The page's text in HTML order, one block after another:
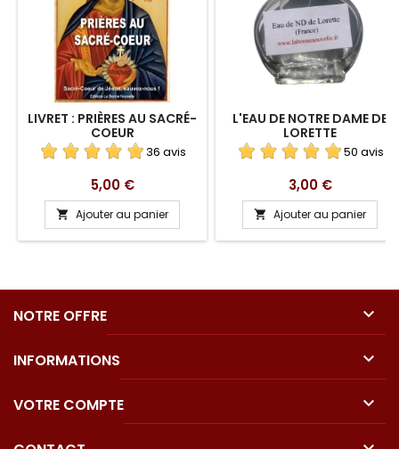
LIVRET : PRIÈRES AU SACRÉ-
COEUR
36 avis
Prix
5,00 €
 Ajouter au panier
L'EAU DE NOTRE DAME DE
LORETTE
50 avis
Prix
3,00 €
 Ajouter au panier
NOTRE OFFRE 
INFORMATIONS 
VOTRE COMPTE 